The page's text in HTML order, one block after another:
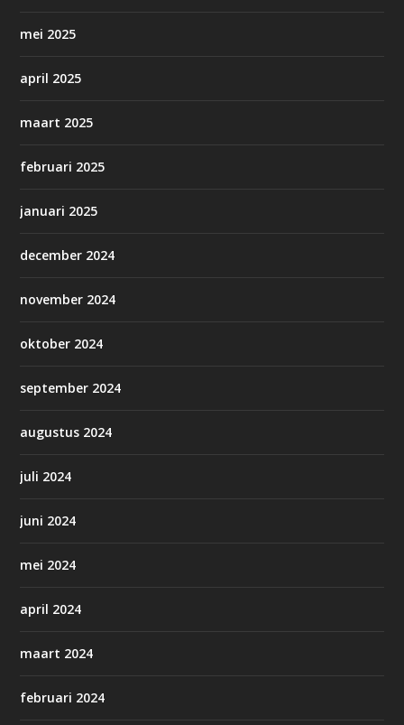
mei 2025
april 2025
maart 2025
februari 2025
januari 2025
december 2024
november 2024
oktober 2024
september 2024
augustus 2024
juli 2024
juni 2024
mei 2024
april 2024
maart 2024
februari 2024